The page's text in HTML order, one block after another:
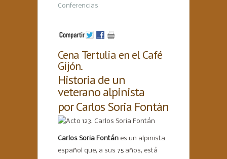
Conferencias
Cena Tertulia en el Café
Gijón.
Historia de un
veterano alpinista
por Carlos Soria Fontán
Carlos Soria Fontán es un alpinista
español que, a sus 75 años, está